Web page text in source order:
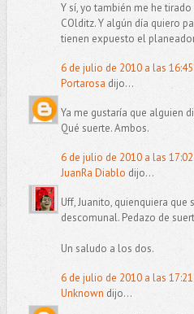
Y sí, yo también me he
COlditz. Y algún día quiero
tienen expuesto el
6 de julio de 2010 a las 16:45
Portarosa dijo...
Ya me gustaría que alguien
Qué suerte. Ambos.
6 de julio de 2010 a las 17:02
JuanRa Diablo dijo...
Uff, Juanito, quienquiera que
descomunal. Pedazo de
Un saludo a los dos.
6 de julio de 2010 a las 17:21
Unknown dijo...